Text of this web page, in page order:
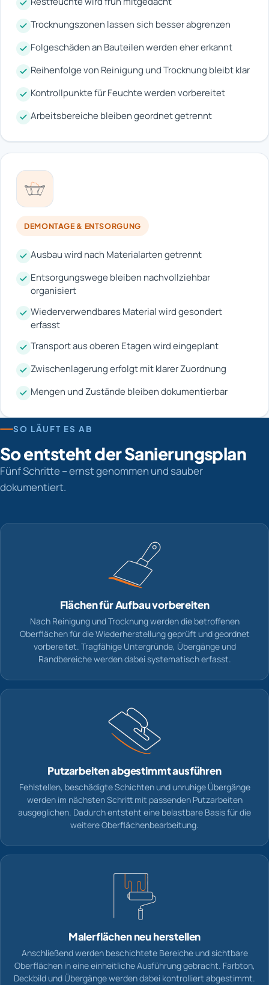
Trocknungszonen lassen sich besser abgrenzen
Folgeschäden an Bauteilen werden eher erkannt
Reihenfolge von Reinigung und Trocknung bleibt klar
Kontrollpunkte für Feuchte werden vorbereitet
Arbeitsbereiche bleiben geordnet getrennt
DEMONTAGE & ENTSORGUNG
Ausbau wird nach Materialarten getrennt
Entsorgungswege bleiben nachvollziehbar
organisiert
Wiederverwendbares Material wird gesondert
erfasst
Transport aus oberen Etagen wird eingeplant
Zwischenlagerung erfolgt mit klarer Zuordnung
Mengen und Zustände bleiben dokumentierbar
SO LÄUFT ES AB
So entsteht der Sanierungsplan
Fünf Schritte – ernst genommen und sauber
dokumentiert.
Flächen für Aufbau vorbereiten
Nach Reinigung und Trocknung werden die betroffenen
Oberflächen für die Wiederherstellung geprüft und geordnet
vorbereitet. Tragfähige Untergründe, Übergänge und
Randbereiche werden dabei systematisch erfasst.
Putzarbeiten abgestimmt ausführen
Fehlstellen, beschädigte Schichten und unruhige Übergänge
werden im nächsten Schritt mit passenden Putzarbeiten
ausgeglichen. Dadurch entsteht eine belastbare Basis für die
weitere Oberflächenbearbeitung.
Malerflächen neu herstellen
Anschließend werden beschichtete Bereiche und sichtbare
Oberflächen in eine einheitliche Ausführung gebracht. Farbton,
Deckbild und Übergänge werden dabei kontrolliert abgestimmt.